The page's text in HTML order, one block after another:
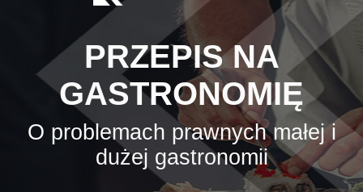
PRZEPIS NA
GASTRONOMIĘ
O problemach prawnych małej i
dużej gastronomii